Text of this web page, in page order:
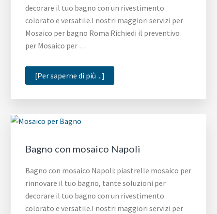
decorare il tuo bagno con un rivestimento
colorato e versatile.I nostri maggiori servizi per
Mosaico per bagno Roma Richiedi il preventivo
per Mosaico per …
[Per saperne di più ...]
per
bagno
Bagno con mosaico Napoli
Bagno con mosaico Napoli: piastrelle mosaico per
rinnovare il tuo bagno, tante soluzioni per
decorare il tuo bagno con un rivestimento
colorato e versatile.I nostri maggiori servizi per